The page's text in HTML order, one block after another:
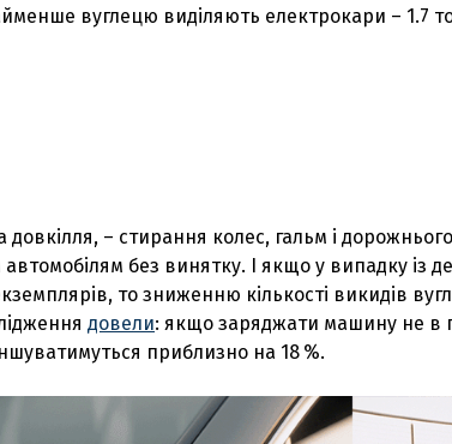
вуглецю виділяють електрокари – 1.7
– стирання колес, гальм і
автомобілям без винятку. І якщо у випадку із
то зниженню кількості викидів
довели: якщо заряджати машину не в
приблизно на 18 %.